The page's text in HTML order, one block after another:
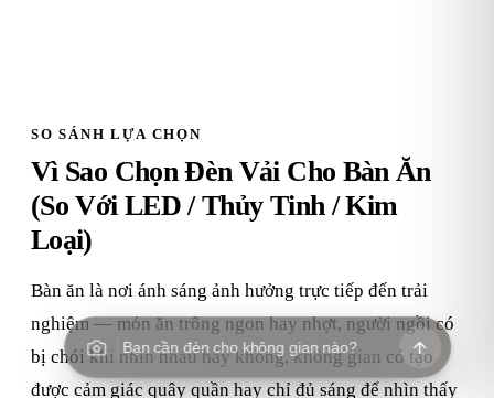
SO SÁNH LỰA CHỌN
Vì Sao Chọn Đèn Vải Cho Bàn Ăn
(So Với LED / Thủy Tinh / Kim
Loại)
Bàn ăn là nơi ánh sáng ảnh hưởng trực tiếp đến trải
nghiệm — món ăn trông ngon hay nhợt, người ngồi có
bị chói khi nhìn nhau hay không, không gian có tạo
được cảm giác quây quần hay chỉ đủ sáng để nhìn thấy
Bạn cần đèn cho không gian nào?